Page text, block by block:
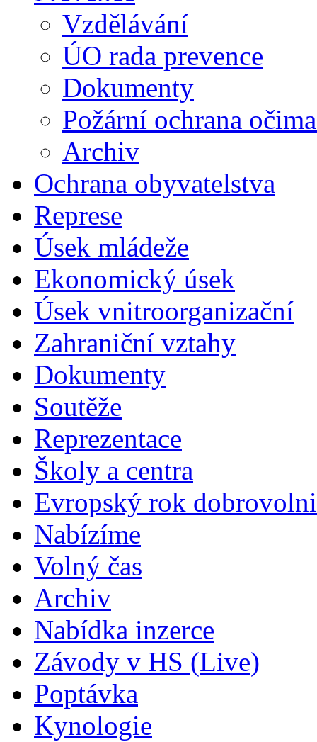
Vzdělávání
ÚO rada prevence
Dokumenty
Požární ochrana
Archiv
Ochrana obyvatelstva
Represe
Úsek mládeže
Ekonomický úsek
Úsek vnitroorganizační
Zahraniční vztahy
Dokumenty
Soutěže
Reprezentace
Školy a centra
Evropský rok
Nabízíme
Volný čas
Archiv
Nabídka inzerce
Závody v HS (Live)
Poptávka
Kynologie